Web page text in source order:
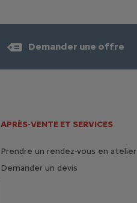
Demander une offre
APRÈS-VENTE ET SERVICES
Prendre un rendez-vous en atelier
Demander un devis